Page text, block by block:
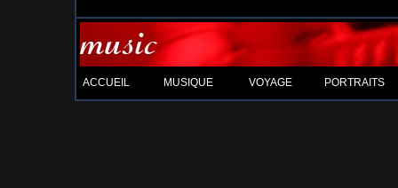
ACCUEIL MUSIQUE VOYAGE PORTRAITS